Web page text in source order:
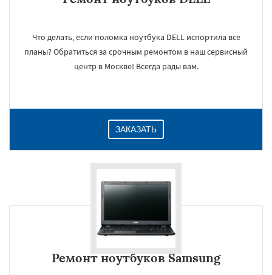
Что делать, если поломка ноутбука DELL испортила все
планы? Обратиться за срочным ремонтом в наш сервисный
центр в Москве! Всегда рады вам.
ЗАКАЗАТЬ
Ремонт ноутбуков Samsung